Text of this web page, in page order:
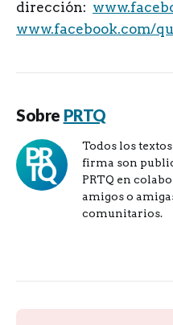
dirección:
www.facebook.com/
Sobre PRTQ
Todos los
firma son
PRTQ en
amigos o
comunitarios.